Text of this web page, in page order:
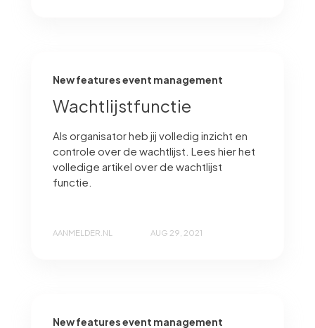
New features event management
Wachtlijstfunctie
Als organisator heb jij volledig inzicht en
controle over de wachtlijst. Lees hier het
volledige artikel over de wachtlijst
functie.
AANMELDER.NL AUG 29, 2021
New features event management